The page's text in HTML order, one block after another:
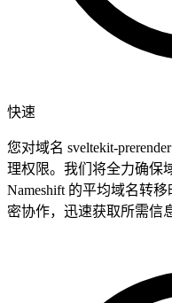
快速
您对域名 sveltekit-
理权限。我们将全力确保
Nameshift 的平均域名转
密协作，迅速获取所需信